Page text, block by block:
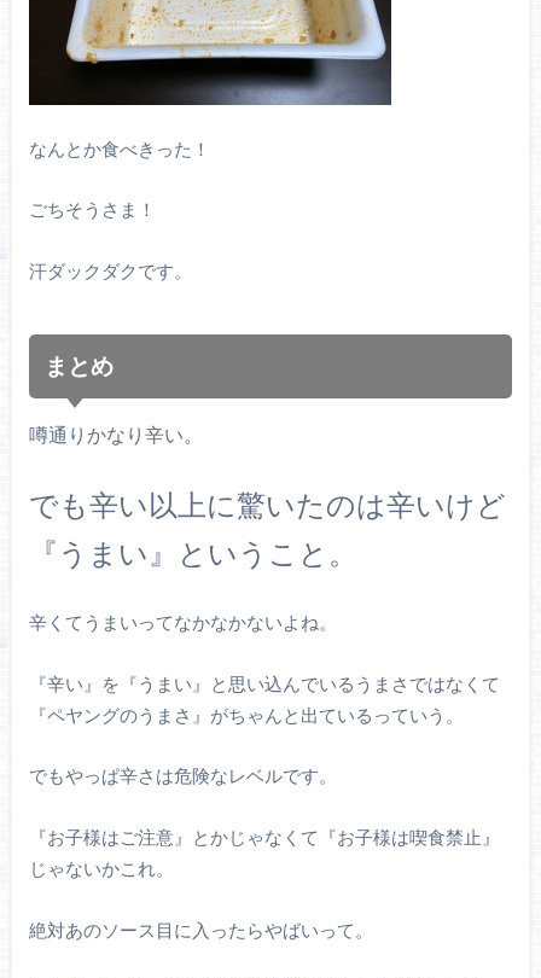
なんとか食べきった！
ごちそうさま！
汗ダックダクです。
まとめ
噂通りかなり辛い。
でも辛い以上に驚いたのは辛いけど
『うまい』ということ。
辛くてうまいってなかなかないよね。
『辛い』を『うまい』と思い込んでいるうまさではなくて
『ペヤングのうまさ』がちゃんと出ているっていう。
でもやっぱ辛さは危険なレベルです。
『お子様はご注意』とかじゃなくて『お子様は喫食禁止』
じゃないかこれ。
絶対あのソース目に入ったらやばいって。